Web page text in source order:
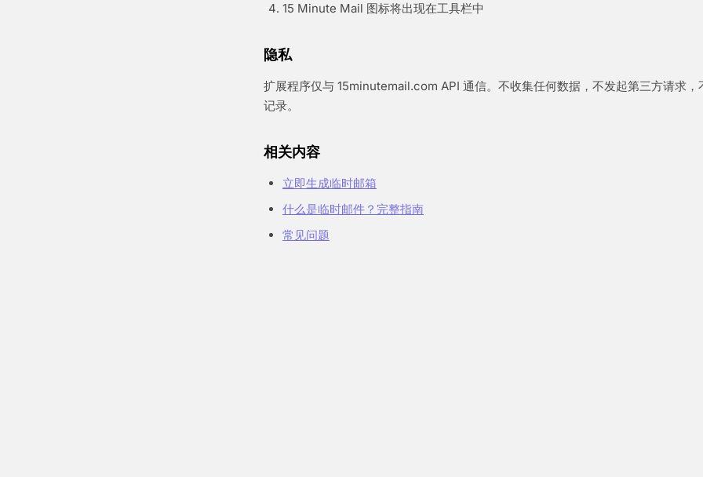
15 Minute Mail 图标将出现在工具栏中
隐私
扩展程序仅与 15minutemail.com API 通信。不收集任何数据，不发起第三方请求，
记录。
相关内容
立即生成临时邮箱
什么是临时邮件？完整指南
常见问题